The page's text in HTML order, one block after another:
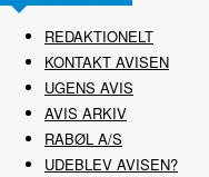
REDAKTIONELT
KONTAKT AVISEN
UGENS AVIS
AVIS ARKIV
RABØL A/S
UDEBLEV AVISEN?